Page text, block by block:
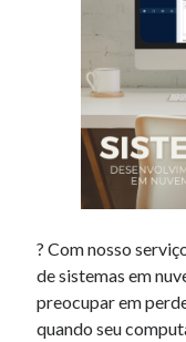
? Com nosso
de sistemas em
preocupar em
quando seu